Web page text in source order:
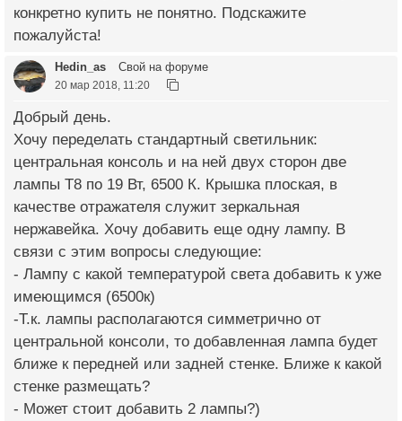
конкретно купить не понятно. Подскажите
пожалуйста!
Hedin_as Свой на форуме
20 мар 2018, 11:20
Добрый день.
Хочу переделать стандартный светильник:
центральная консоль и на ней двух сторон две
лампы Т8 по 19 Вт, 6500 К. Крышка плоская, в
качестве отражателя служит зеркальная
нержавейка. Хочу добавить еще одну лампу. В
связи с этим вопросы следующие:
- Лампу с какой температурой света добавить к уже
имеющимся (6500к)
-Т.к. лампы располагаются симметрично от
центральной консоли, то добавленная лампа будет
ближе к передней или задней стенке. Ближе к какой
стенке размещать?
- Может стоит добавить 2 лампы?)